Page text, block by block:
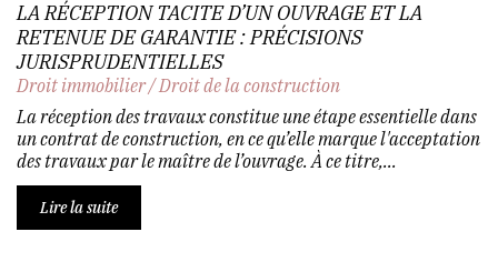
LA RÉCEPTION TACITE D’UN OUVRAGE ET LA
RETENUE DE GARANTIE : PRÉCISIONS
JURISPRUDENTIELLES
Droit immobilier/Droit de la construction
La réception des travaux constitue une étape essentielle dans
un contrat de construction, en ce qu’elle marque l'acceptation
des travaux par le maître de l’ouvrage. À ce titre,...
Lire la suite